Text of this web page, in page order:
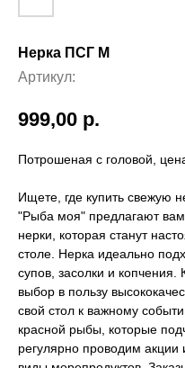
Нерка ПСГ М
Артикул:
999,00 р.
Потрошеная с головой,
Ищете, где купить свежую
"Рыба моя" предлагают
нерки, которая станут
столе. Нерка идеально
супов, засолки и копчения.
выбор в пользу
свой стол к важному
красной рыбы, которые
регулярно проводим